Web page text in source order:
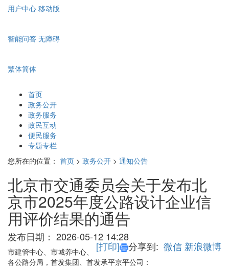
用户中心 移动版
智能问答 无障碍
繁体简体
首页
政务公开
政务服务
政民互动
便民服务
专题专栏
您所在的位置： 首页 > 政务公开 > 通知公告
北京市交通委员会关于发布北
京市2025年度公路设计企业信
用评价结果的通告
发布日期： 2026-05-12 14:28
[打印] 分享到: 微信 新浪微博
市建管中心、市城养中心、
各公路分局，首发集团、首发承平京平公司：